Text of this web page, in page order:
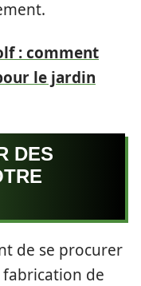
: comment
le jardin
DES
de se procurer
fabrication de